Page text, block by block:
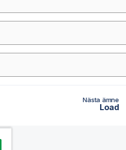
Nästa ämne
Load